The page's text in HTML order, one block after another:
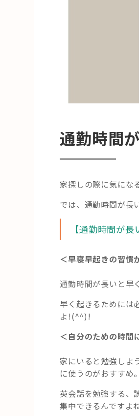
通勤時間
家探しの際に気にな
では、通勤時間が長
【通勤時間が長
＜早寝早起きの習慣
通勤時間が長いと早
早く起きるためには
よ!(^^)!
＜自分のための時間
家にいると勉強しよ
に使うのがおすすめ。
英会話を勉強する、
集中できるんですよ